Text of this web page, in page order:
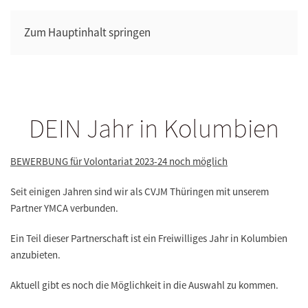
Zum Hauptinhalt springen
DEIN Jahr in Kolumbien
BEWERBUNG für Volontariat 2023-24 noch möglich
Seit einigen Jahren sind wir als CVJM Thüringen mit unserem
Partner YMCA verbunden.
Ein Teil dieser Partnerschaft ist ein Freiwilliges Jahr in Kolumbien
anzubieten.
Aktuell gibt es noch die Möglichkeit in die Auswahl zu kommen.